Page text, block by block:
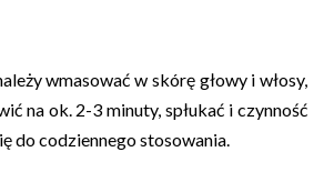
wmasować w skórę głowy i włosy,
na ok. 2-3 minuty, spłukać i czynność
do codziennego stosowania.